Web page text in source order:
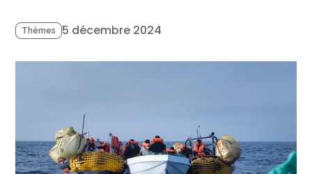
Thèmes 5 décembre 2024